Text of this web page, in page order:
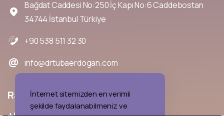
Bağdat Caddesi No:250 İç Kapı No:6 Caddebostan
34744 İstanbul Türkiye
+90 538 511 32 30
info@drtubaerdogan.com
Randevualmakiçinbiziarayın
İnternet sitemizden en verimli
şekilde faydalanabilmeniz ve